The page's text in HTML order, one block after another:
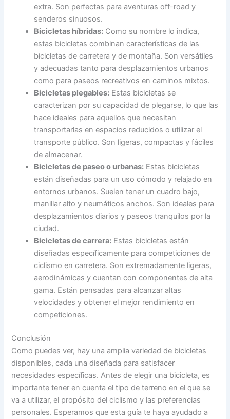
extra. Son perfectas para aventuras off-road y
senderos sinuosos.
Bicicletas híbridas: Como su nombre lo indica,
estas bicicletas combinan características de las
bicicletas de carretera y de montaña. Son versátiles
y adecuadas tanto para desplazamientos urbanos
como para paseos recreativos en caminos mixtos.
Bicicletas plegables: Estas bicicletas se
caracterizan por su capacidad de plegarse, lo que las
hace ideales para aquellos que necesitan
transportarlas en espacios reducidos o utilizar el
transporte público. Son ligeras, compactas y fáciles
de almacenar.
Bicicletas de paseo o urbanas: Estas bicicletas
están diseñadas para un uso cómodo y relajado en
entornos urbanos. Suelen tener un cuadro bajo,
manillar alto y neumáticos anchos. Son ideales para
desplazamientos diarios y paseos tranquilos por la
ciudad.
Bicicletas de carrera: Estas bicicletas están
diseñadas específicamente para competiciones de
ciclismo en carretera. Son extremadamente ligeras,
aerodinámicas y cuentan con componentes de alta
gama. Están pensadas para alcanzar altas
velocidades y obtener el mejor rendimiento en
competiciones.
Conclusión
Como puedes ver, hay una amplia variedad de bicicletas
disponibles, cada una diseñada para satisfacer
necesidades específicas. Antes de elegir una bicicleta, es
importante tener en cuenta el tipo de terreno en el que se
va a utilizar, el propósito del ciclismo y las preferencias
personales. Esperamos que esta guía te haya ayudado a